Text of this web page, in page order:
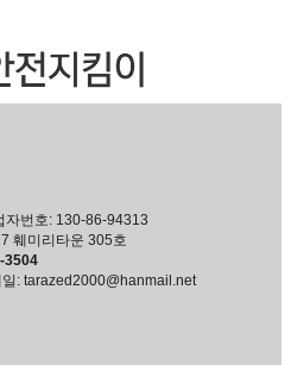
자번호: 130-86-94313
훼미리타운 305호
3504
일: tarazed2000@hanmail.net